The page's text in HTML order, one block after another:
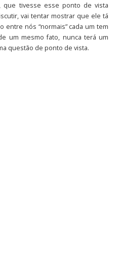
que tivesse esse ponto de vista
vai tentar mostrar que ele tá
nós “normais” cada um tem
um mesmo fato, nunca terá um
questão de ponto de vista.